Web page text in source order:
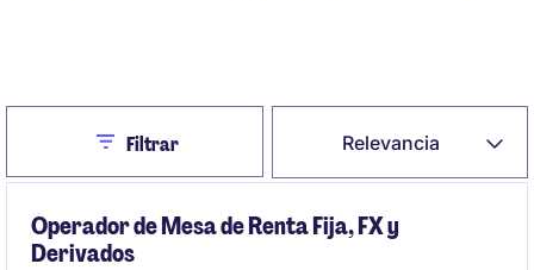
Relevancia
CloseFiltrar
Operador de Mesa de Renta Fija, FX y
Derivados